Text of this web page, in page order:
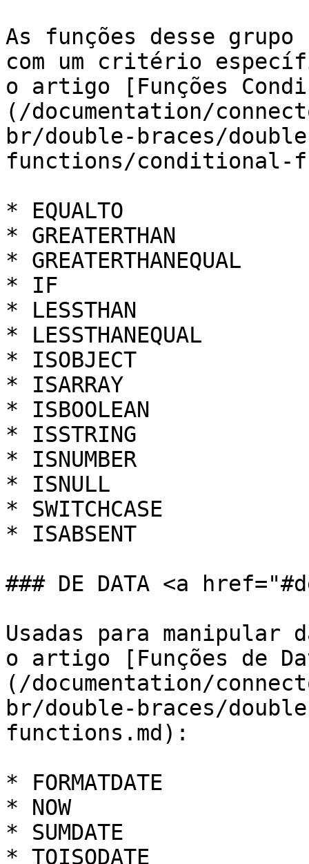
As funções desse
com um critério
o artigo [Funções
(/documentation/
br/double-braces/
functions/conditional-
* EQUALTO
* GREATERTHAN
* GREATERTHANEQUAL
* IF
* LESSTHAN
* LESSTHANEQUAL
* ISOBJECT
* ISARRAY
* ISBOOLEAN
* ISSTRING
* ISNUMBER
* ISNULL
* SWITCHCASE
* ISABSENT
### DE DATA <a
Usadas para
o artigo [Funções de
(/documentation/
br/double-braces/
functions.md):
* FORMATDATE
* NOW
* SUMDATE
* TOISODATE